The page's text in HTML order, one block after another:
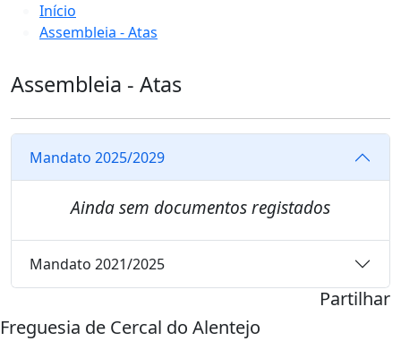
Início
Assembleia - Atas
Assembleia - Atas
Mandato 2025/2029
Ainda sem documentos registados
Mandato 2021/2025
Partilhar
Freguesia de Cercal do Alentejo